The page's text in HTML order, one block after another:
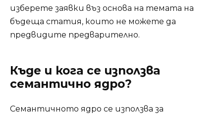
изберете заявки въз основа на темата на
бъдеща статия, които не можете да
предвидите предварително.
Къде и кога се използва
семантично ядро?
Семантичното ядро ​​се използва за